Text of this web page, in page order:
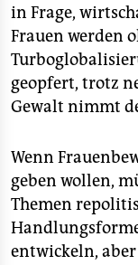
in Frage,
Frauen werden
geopfert, trotz
Gewalt nimmt
Wenn
geben wollen,
Themen
entwickeln,